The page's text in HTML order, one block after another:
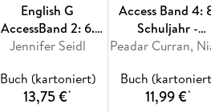
English G
AccessBand 2: 6.
Schuljahr -
Audios online
Jennifer Seidl
Buch (kartoniert)
13,75 €*
Access Band 4: 8.
Schuljahr -
Allgemeine
mit digitalen
Buch (kartoniert)
11,99 €*